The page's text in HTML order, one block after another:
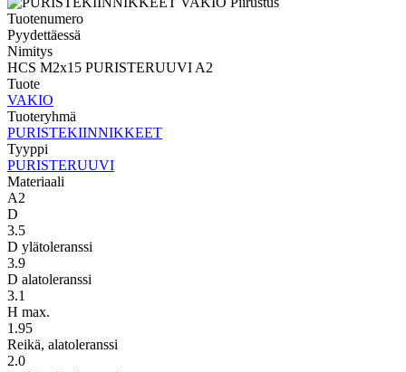
quantity
Tuotenumero
Pyydettäessä
Nimitys
HCS M2x15 PURISTERUUVI A2
Tuote
VAKIO
Tuoteryhmä
PURISTEKIINNIKKEET
Tyyppi
PURISTERUUVI
Materiaali
A2
D
3.5
D ylätoleranssi
3.9
D alatoleranssi
3.1
H max.
1.95
Reikä, alatoleranssi
2.0